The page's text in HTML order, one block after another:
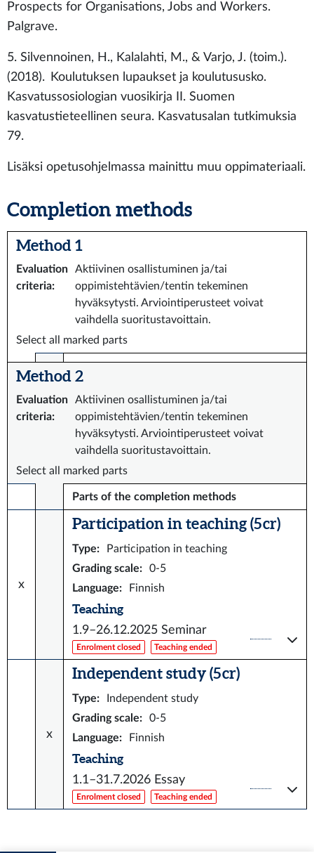
Prospects for Organisations, Jobs and Workers.
Palgrave.
5. Silvennoinen, H., Kalalahti, M., & Varjo, J. (toim.).
(2018). Koulutuksen lupaukset ja koulutususko.
Kasvatussosiologian vuosikirja II. Suomen
kasvatustieteellinen seura. Kasvatusalan tutkimuksia
79.
Lisäksi opetusohjelmassa mainittu muu oppimateriaali.
Completion methods
Method 1
Evaluation
criteria:
Aktiivinen osallistuminen ja/tai
oppimistehtävien/tentin tekeminen
hyväksytysti. Arviointiperusteet voivat
vaihdella suoritustavoittain.
Select all marked parts
Method 2
Evaluation
criteria:
Aktiivinen osallistuminen ja/tai
oppimistehtävien/tentin tekeminen
hyväksytysti. Arviointiperusteet voivat
vaihdella suoritustavoittain.
Select all marked parts
Parts of the completion methods
x
Participation in teaching (5 cr)
Type:
Participation in teaching
Grading scale:
0-5
Language: Finnish
Teaching
1.9–26.12.2025 Seminar
Enrolment closed Teaching ended
x
Independent study (5 cr)
Type:
Independent study
Grading scale:
0-5
Language: Finnish
Teaching
1.1–31.7.2026 Essay
Enrolment closed Teaching ended